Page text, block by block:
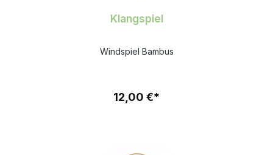
Klangspiel
Windspiel Bambus
12,00 €*